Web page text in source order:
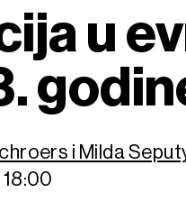
u
i Milda